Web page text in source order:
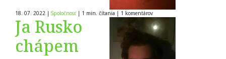
18. 07. 2022 | Spoločnosť | 1 min. čítania | 1 komentárov
Ja Rusko
chápem